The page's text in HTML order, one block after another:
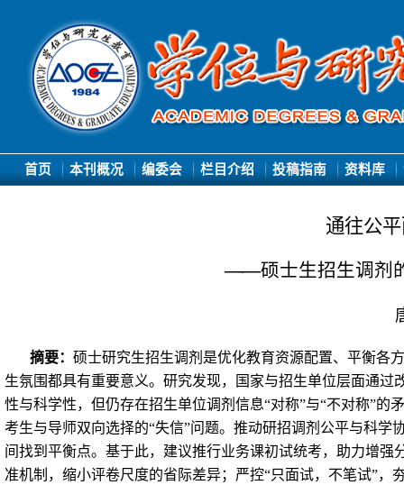
首页 本刊概况 编委会 栏目介绍 投稿指南 资料库
通往公
——硕士生招生调剂
摘要：硕士研究生招生调剂是优化教育资源配置、平衡各
生氛围都具有重要意义。研究发现，国家与招生单位层面通
性与科学性，但仍存在招生单位调剂信息“对称”与“不对称”的
考生与导师双向选择的“失信”问题。推动研招调剂公平与科
间找到平衡点。基于此，建议推行业务课初试统考，助力增
准机制，缩小评卷尺度的省际差异；严控“只面试，不笔试”，